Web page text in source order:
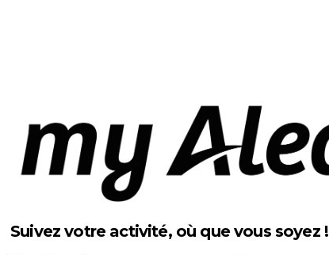
Suivez votre activité, où que vous soyez !